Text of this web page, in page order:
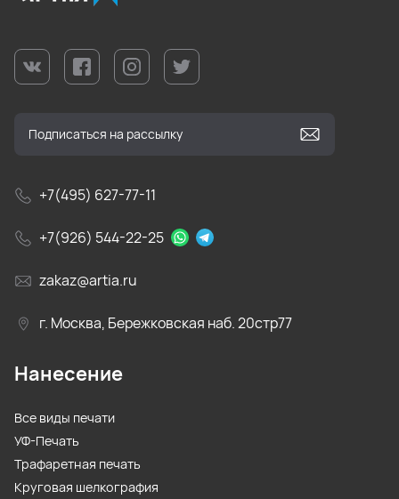
+7(495) 627-77-11
+7(926) 544-22-25
zakaz@artia.ru
г. Москва, Бережковская наб. 20стр77
Нанесение
Все виды печати
УФ-Печать
Трафаретная печать
Круговая шелкография